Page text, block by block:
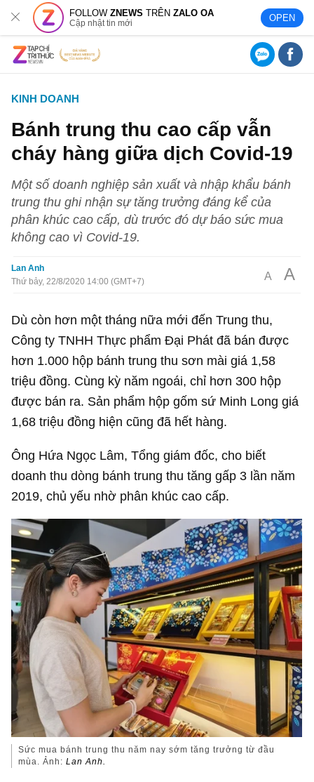
FOLLOWZNEWS TRÊNZALO OA
Cập nhật tin mới OPEN
KINH DOANH
Bánh trung thu cao cấp vẫn
cháy hàng giữa dịch Covid-19
Một số doanh nghiệp sản xuất và nhập khẩu bánh
trung thu ghi nhận sự tăng trưởng đáng kể của
phân khúc cao cấp, dù trước đó dự báo sức mua
không cao vì Covid-19.
Lan Anh
Thứ bảy, 22/8/2020 14:00 (GMT+7)
A A
Dù còn hơn một tháng nữa mới đến Trung thu,
Công ty TNHH Thực phẩm Đại Phát đã bán được
hơn 1.000 hộp bánh trung thu sơn mài giá 1,58
triệu đồng. Cùng kỳ năm ngoái, chỉ hơn 300 hộp
được bán ra. Sản phẩm hộp gốm sứ Minh Long giá
1,68 triệu đồng hiện cũng đã hết hàng.
Ông Hứa Ngọc Lâm, Tổng giám đốc, cho biết
doanh thu dòng bánh trung thu tăng gấp 3 lần năm
2019, chủ yếu nhờ phân khúc cao cấp.
Sức mua bánh trung thu năm nay sớm tăng trưởng từ đầu
mùa. Ảnh: Lan Anh.